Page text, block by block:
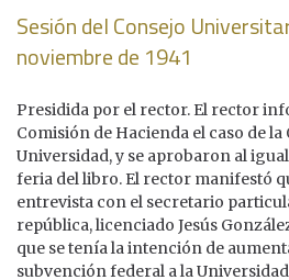
Sesión del Consejo
noviembre de 1941
Presidida por el rector. El rector
Comisión de Hacienda el caso de
Universidad, y se aprobaron al
feria del libro. El rector manifestó
entrevista con el secretario
república, licenciado Jesús
que se tenía la intención de
subvención federal a la